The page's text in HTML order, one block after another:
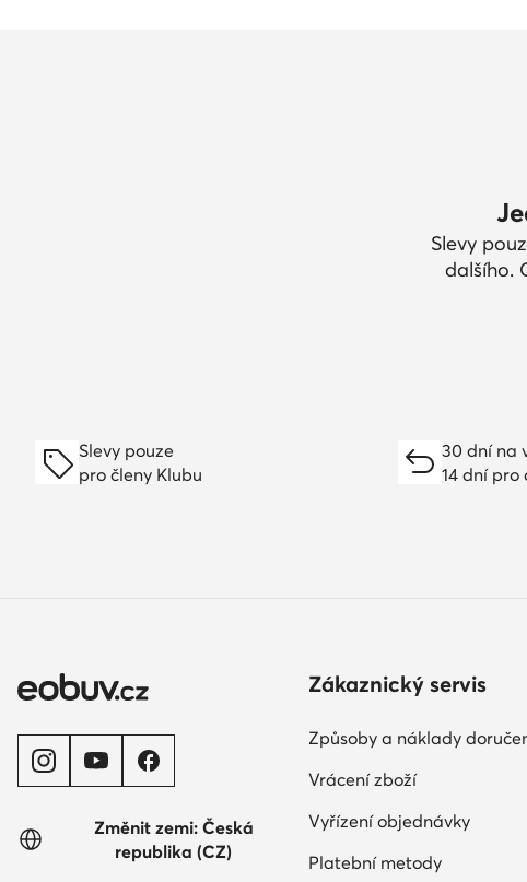
Slevy
dalšího.
Slevy pouze
pro členy Klubu
30 dní na
14 dní pro
Změnit zemi: Česká
republika (CZ)
Zákaznický servis
Způsoby a náklady
Vrácení zboží
Vyřízení objednávky
Platební metody